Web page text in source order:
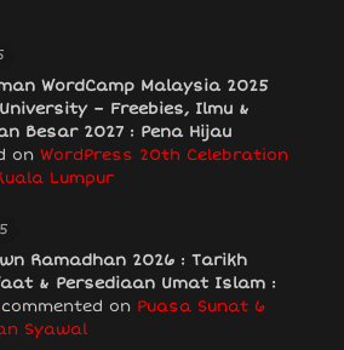
WordCamp Malaysia 2025
– Freebies, Ilmu &
Besar 2027 : Pena Hijau
on WordPress 20th Celebration
Lumpur
Ramadhan 2026 : Tarikh
& Persediaan Umat Islam :
commented on Puasa Sunat 6
Syawal